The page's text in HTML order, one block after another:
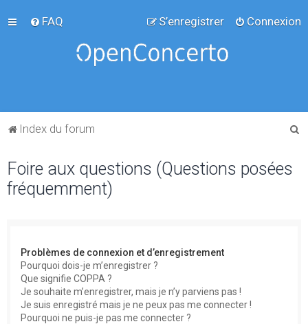
FAQ Connexion
S’enregistrer
Index du forum
Foire aux questions (Questions posées
fréquemment)
Problèmes de connexion et d’enregistrement
Pourquoi dois-je m’enregistrer ?
Que signifie COPPA ?
Je souhaite m’enregistrer, mais je n’y parviens pas !
Je suis enregistré mais je ne peux pas me connecter !
Pourquoi ne puis-je pas me connecter ?